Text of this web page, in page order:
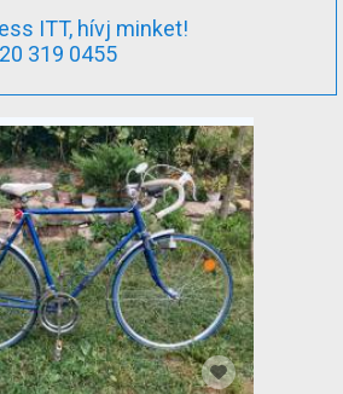
ITT, hívj minket!
319 0455